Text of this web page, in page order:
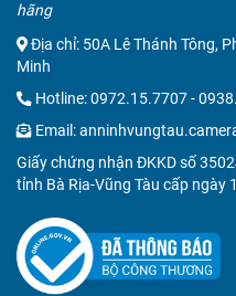
hãng
Địa chỉ: 50A Lê Thánh Tông,
Minh
Hotline:0972.15.7707-
Email:
Giấy chứng nhận ĐKKD số
tỉnh Bà Rịa-Vũng Tàu cấp ngày